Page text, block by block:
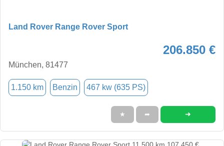
Land Rover Range Rover Sport
206.850 €
München, 81477
1.150 km Benzin 467 kw (635 PS)
★ ➦ ➜